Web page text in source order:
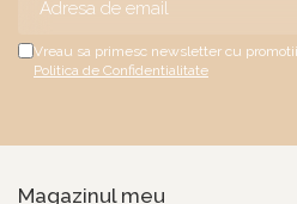
Vreau sa primesc newsletter cu
Politica de Confidentialitate
Magazinul meu